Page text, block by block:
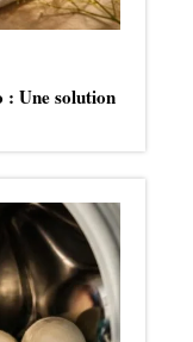
: Une solution